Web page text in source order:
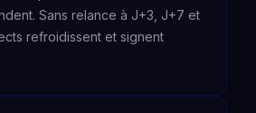
Sans relance à J+3, J+7 et
refroidissent et signent